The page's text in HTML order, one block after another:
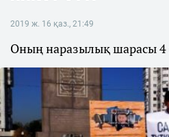
2019 ж. 16 қаз., 21:49
Оның наразылық шарасы 4